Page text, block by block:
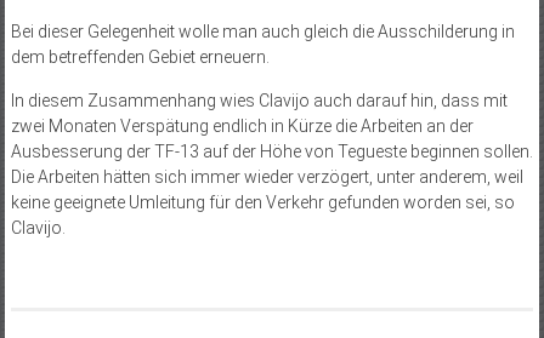
Bei dieser Gelegenheit wolle man auch gleich die Ausschilderung in
dem betreffenden Gebiet erneuern.
In diesem Zusammenhang wies Clavijo auch darauf hin, dass mit
zwei Monaten Verspätung endlich in Kürze die Arbeiten an der
Ausbesserung der TF-13 auf der Höhe von Tegueste beginnen sollen.
Die Arbeiten hätten sich immer wieder verzögert, unter anderem, weil
keine geeignete Umleitung für den Verkehr gefunden worden sei, so
Clavijo.